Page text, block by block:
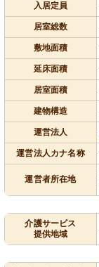
入居定員
居室総数
敷地面積
延床面積
居室面積
建物構造
運営法人
運営法人カナ名称
運営者所在地
介護サービス
提供地域